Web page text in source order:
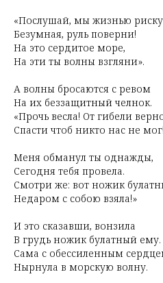
«Послушай, мы жизнью
Безумная, руль поверни!
На это сердитое море,
На эти ты волны взгляни».
А волны бросаются с ревом
На их беззащитный челнок.
«Прочь весла! От гибели
Спасти чтоб никто нас не мог!
Меня обманул ты однажды,
Сегодня тебя провела.
Смотри же: вот ножик
Недаром с собою взяла!»
И это сказавши, вонзила
В грудь ножик булатный ему.
Сама с обессиленным
Нырнула в морскую волну.